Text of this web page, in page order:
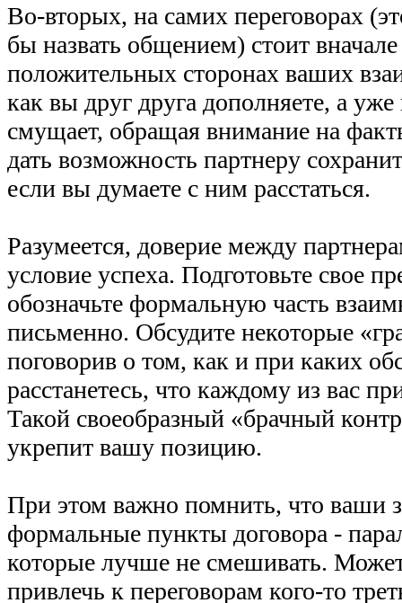
Во-вторых, на самих переговорах
бы назвать общением) стоит
положительных сторонах ваших
как вы друг друга дополняете, а
смущает, обращая внимание на
дать возможность партнеру
если вы думаете с ним расстаться.
Разумеется, доверие между
условие успеха. Подготовьте свое
обозначьте формальную часть
письменно. Обсудите некоторые
поговорив о том, как и при каких
расстанетесь, что каждому из вас
Такой своеобразный «брачный
укрепит вашу позицию.
При этом важно помнить, что ваши
формальные пункты договора -
которые лучше не смешивать.
привлечь к переговорам кого-то